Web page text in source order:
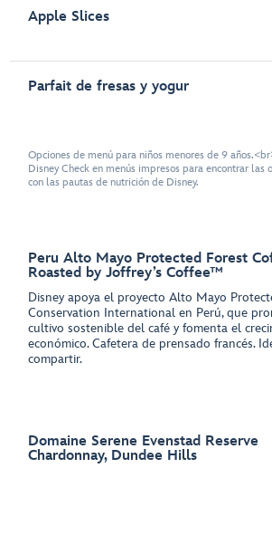
Apple Slices
Parfait de fresas y yogur
Opciones de menú para niños menores de 9
Disney Check en menús impresos para encontrar las
con las pautas de nutrición de Disney.
Peru Alto Mayo Protected Forest
Roasted by Joffrey’s Coffee™
Disney apoya el proyecto Alto Mayo
Conservation International en Perú, que
cultivo sostenible del café y fomenta el
económico. Cafetera de prensado francés.
compartir.
Domaine Serene Evenstad Reserve
Chardonnay, Dundee Hills